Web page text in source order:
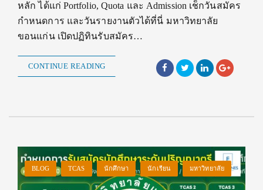
หลัก ได้แก่ Portfolio, Quota และ Admission เช็กวันสมัคร
กำหนดการ และวันรายงานตัวได้ที่นี่ มหาวิทยาลัย
ขอนแก่น เปิดปฏิทินรับสมัคร…
CONTINUE READING
BLOG TCAS นักศึกษา นักเรียน มหาวิทยาลัย